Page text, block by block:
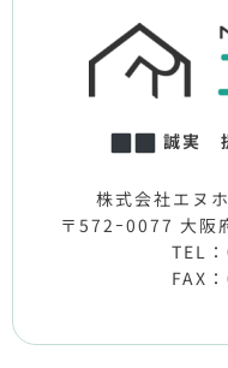
誠実
株式会社エヌ
〒572ｰ0077 大阪
TEL
FAX